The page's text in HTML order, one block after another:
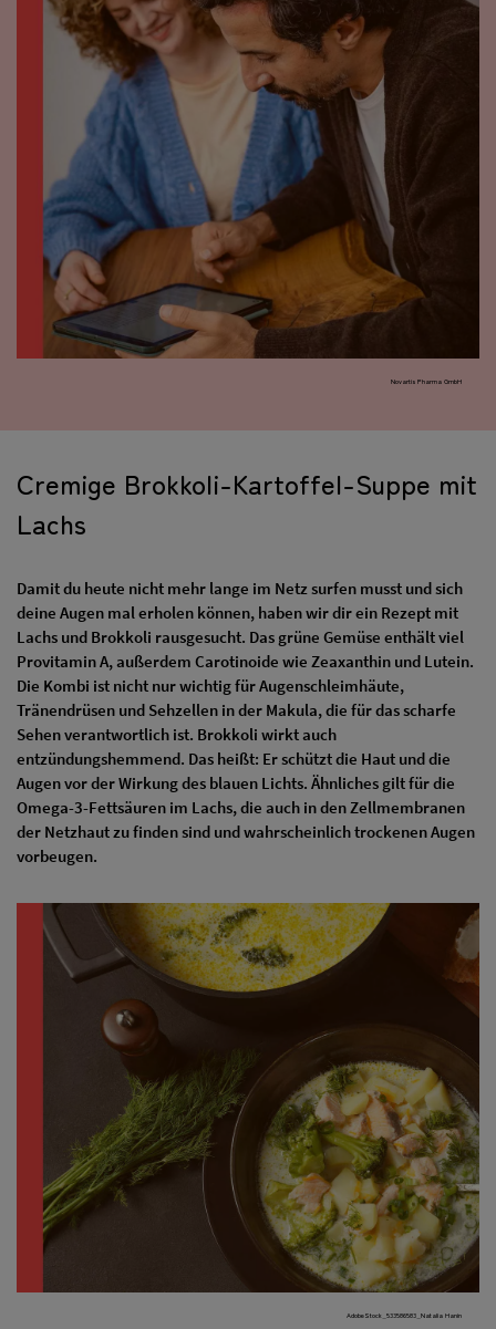
Novartis Pharma GmbH
Cremige Brokkoli-Kartoffel-Suppe mit
Lachs
Damit du heute nicht mehr lange im Netz surfen musst und sich
deine Augen mal erholen können, haben wir dir ein Rezept mit
Lachs und Brokkoli rausgesucht. Das grüne Gemüse enthält viel
Provitamin A, außerdem Carotinoide wie Zeaxanthin und Lutein.
Die Kombi ist nicht nur wichtig für Augenschleimhäute,
Tränendrüsen und Sehzellen in der Makula, die für das scharfe
Sehen verantwortlich ist. Brokkoli wirkt auch
entzündungshemmend. Das heißt: Er schützt die Haut und die
Augen vor der Wirkung des blauen Lichts. Ähnliches gilt für die
Omega-3-Fettsäuren im Lachs, die auch in den Zellmembranen
der Netzhaut zu finden sind und wahrscheinlich trockenen Augen
vorbeugen.
AdobeStock_533586583_Natalia Hanin